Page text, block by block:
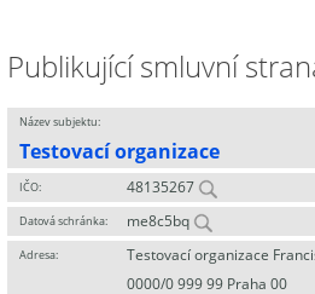
Publikující smluvní
Název subjektu:
Testovací organizace
IČO: 48135267
Datová schránka: me8c5bq
Adresa:
Testovací organizace
0000/0 999 99 Praha 00